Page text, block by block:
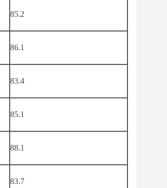
85.2
86.1
83.4
85.1
88.1
83.7